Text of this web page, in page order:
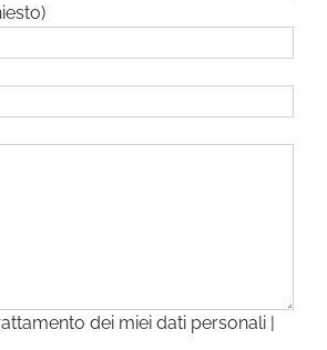
dei miei dati personali |